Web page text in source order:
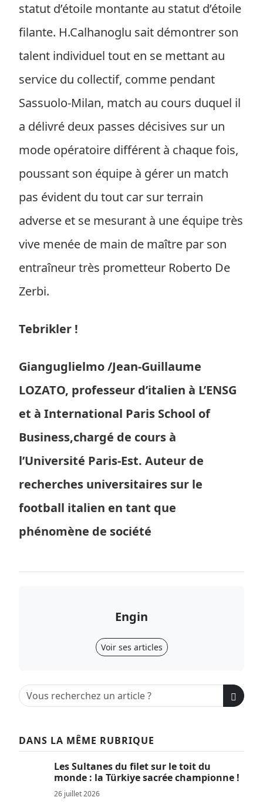
statut d’étoile montante au statut d’étoile
filante. H.Calhanoglu sait démontrer son
talent individuel tout en se mettant au
service du collectif, comme pendant
Sassuolo-Milan, match au cours duquel il
a délivré deux passes décisives sur un
mode opératoire différent à chaque fois,
poussant son équipe à gérer un match
pas évident du tout car sur terrain
adverse et se mesurant à une équipe très
vive menée de main de maître par son
entraîneur très prometteur Roberto De
Zerbi.
Tebrikler !
Gianguglielmo /Jean-Guillaume
LOZATO, professeur d’italien à L’ENSG
et à International Paris School of
Business,chargé de cours à
l’Université Paris-Est. Auteur de
recherches universitaires sur le
football italien en tant que
phénomène de société
Engin
Voir ses articles
DANS LA MÊME RUBRIQUE
Les Sultanes du filet sur le toit du
monde : la Türkiye sacrée championne !
26 juillet 2026